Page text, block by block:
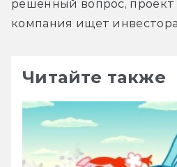
решённый вопрос, проект
компания ищет
Читайте также